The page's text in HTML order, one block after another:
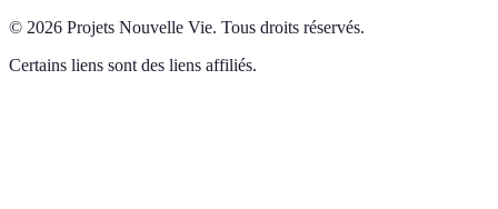
© 2026 Projets Nouvelle Vie. Tous droits réservés.
Certains liens sont des liens affiliés.